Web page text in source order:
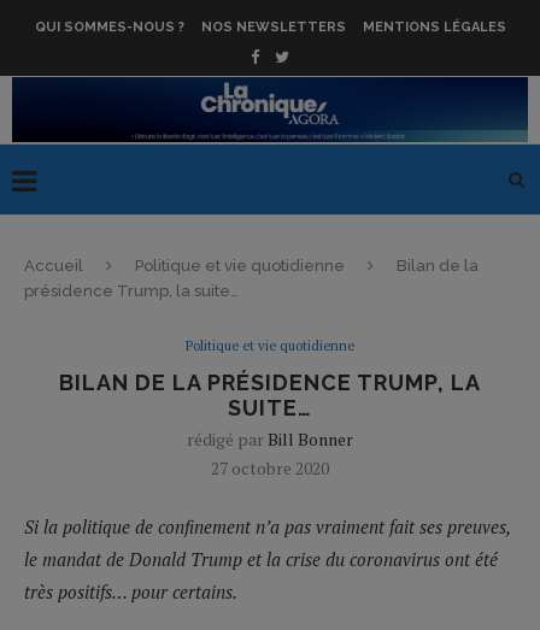
QUI SOMMES-NOUS ? NOS NEWSLETTERS MENTIONS LÉGALES
Accueil Politique et vie quotidienne
Bilan de la
présidence Trump, la suite…
Politique et vie quotidienne
BILAN DE LA PRÉSIDENCE TRUMP, LA
SUITE…
rédigé par Bill Bonner
27 octobre 2020
Si la politique de confinement n’a pas vraiment fait ses preuves,
le mandat de Donald Trump et la crise du coronavirus ont été
très positifs… pour certains.